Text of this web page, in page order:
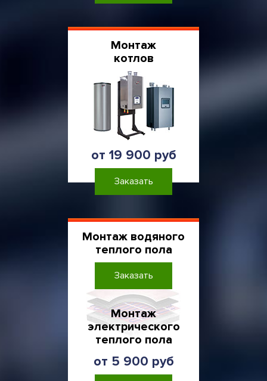
Монтаж
котлов
от 19 900 руб
Заказать
Монтаж водяного
теплого пола
Заказать
Монтаж
электрического
теплого пола
от 5 900 руб